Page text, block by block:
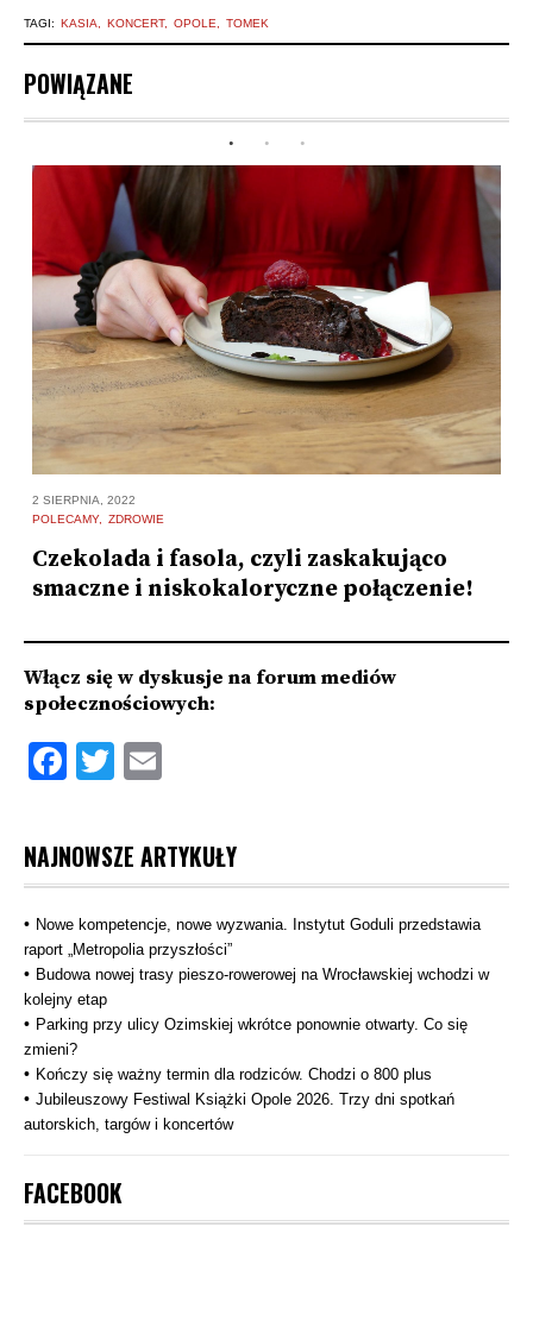
TAGI: KASIA KONCERT OPOLE TOMEK
POWIĄZANE
2 SIERPNIA, 2022
POLECAMY
ZDROWIE
Czekolada i fasola, czyli zaskakująco
smaczne i niskokaloryczne połączenie!
Włącz się w dyskusje na forum mediów
społecznościowych:
Facebook
Twitter
NAJNOWSZE ARTYKUŁY
Nowe kompetencje, nowe wyzwania. Instytut Goduli przedstawia
raport „Metropolia przyszłości”
Budowa nowej trasy pieszo‑rowerowej na Wrocławskiej wchodzi w
kolejny etap
Parking przy ulicy Ozimskiej wkrótce ponownie otwarty. Co się
zmieni?
Kończy się ważny termin dla rodziców. Chodzi o 800 plus
Jubileuszowy Festiwal Książki Opole 2026. Trzy dni spotkań
autorskich, targów i koncertów
FACEBOOK